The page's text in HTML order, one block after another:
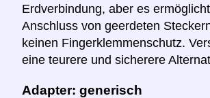
Erdverbindung, aber es
Anschluss von geerdeten
keinen Fingerklemmenschutz.
eine teurere und sicherere
Adapter: generisch